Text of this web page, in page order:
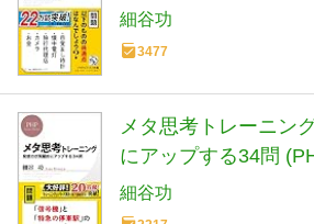
新書)
細谷功
3477
メタ思考トレーニン
にアップする34問
細谷功